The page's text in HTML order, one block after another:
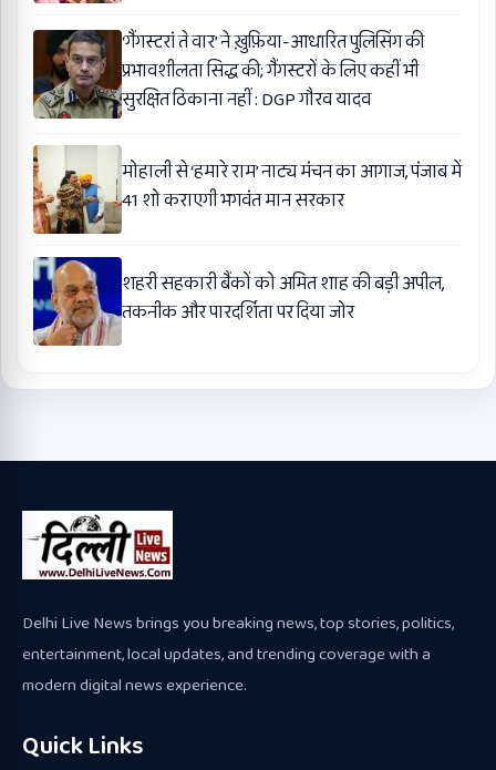
‘गैंगस्टरां ते वार’ ने ख़ुफ़िया-आधारित पुलिसिंग की
प्रभावशीलता सिद्ध की; गैंगस्टरों के लिए कहीं भी
सुरक्षित ठिकाना नहीं : DGP गौरव यादव
मोहाली से ‘हमारे राम’ नाट्य मंचन का आगाज, पंजाब में
41 शो कराएगी भगवंत मान सरकार
शहरी सहकारी बैंकों को अमित शाह की बड़ी अपील,
तकनीक और पारदर्शिता पर दिया जोर
Delhi Live News brings you breaking news, top stories, politics,
entertainment, local updates, and trending coverage with a
modern digital news experience.
Quick Links